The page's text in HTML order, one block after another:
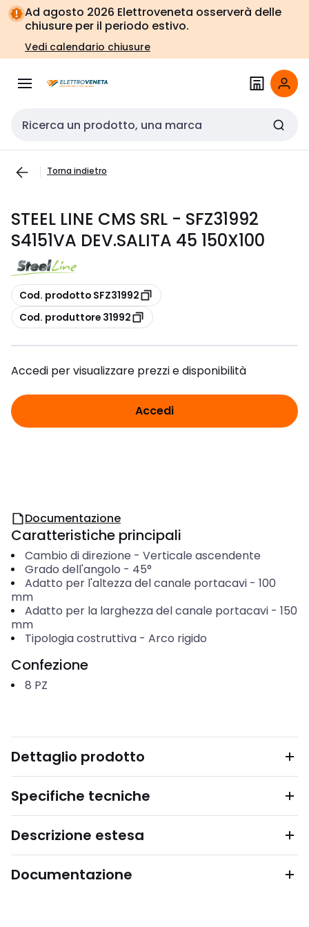
Vai alla
navigazione
Vai
alla
pagina
Ad agosto 2026 Elettroveneta osserverà delle
chiusure per il periodo estivo.
Vedi calendario chiusure
Cerca input
Torna indietro
STEEL LINE CMS SRL - SFZ31992
S4151VA DEV.SALITA 45 150X100
copia
Cod. prodotto SFZ31992
copia
Cod. produttore 31992
Accedi per visualizzare prezzi e disponibilità
Accedi
Documentazione
Caratteristiche principali
Cambio di direzione - Verticale ascendente
Grado dell'angolo - 45°
Adatto per l'altezza del canale portacavi- 100
mm
Adatto per la larghezza del canale portacavi- 150
mm
Tipologia costruttiva- Arco rigido
Confezione
8 PZ
Dettaglio prodotto
Specifiche tecniche
Descrizione estesa
Documentazione